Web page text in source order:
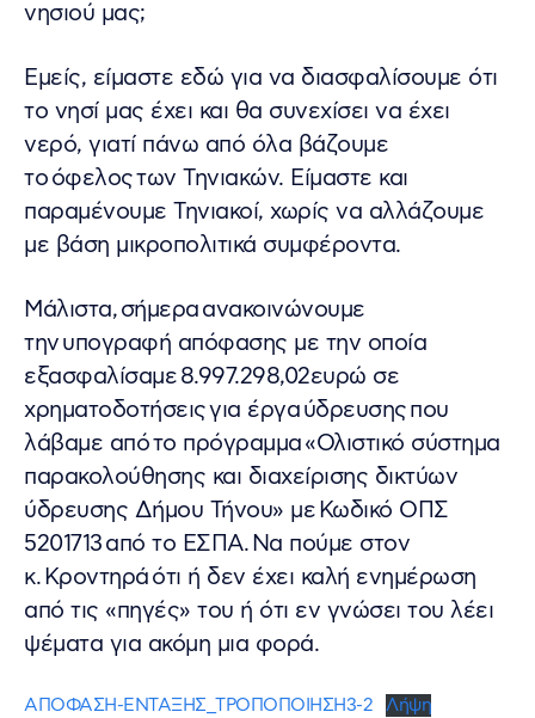
νησιού μας;
Εμείς, είμαστε εδώ για να διασφαλίσουμε ότι
το νησί μας έχει και θα συνεχίσει να έχει
νερό, γιατί πάνω από όλα βάζουμε
το όφελος των Τηνιακών. Είμαστε και
παραμένουμε Τηνιακοί, χωρίς να αλλάζουμε
με βάση μικροπολιτικά συμφέροντα.
Μάλιστα, σήμερα ανακοινώνουμε
την υπογραφή απόφασης με την οποία
εξασφαλίσαμε 8.997.298,02ευρώ σε
χρηματοδοτήσεις για έργα ύδρευσης που
λάβαμε από το πρόγραμμα «Ολιστικό σύστημα
παρακολούθησης και διαχείρισης δικτύων
ύδρευσης Δήμου Τήνου» με Κωδικό ΟΠΣ
5201713 από το ΕΣΠΑ. Να πούμε στον
κ. Κροντηρά ότι ή δεν έχει καλή ενημέρωση
από τις «πηγές» του ή ότι εν γνώσει του λέει
ψέματα για ακόμη μια φορά.
ΑΠΟΦΑΣΗ-ΕΝΤΑΞΗΣ_ΤΡΟΠΟΠΟΙΗΣΗ3-2 Λήψη